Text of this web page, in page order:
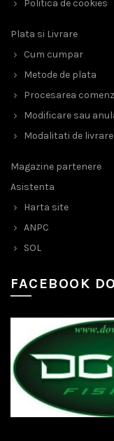
Politica de cookies
Plata si Livrare
Cum cumpar
Metode de plata
Procesarea
Modificare sau
Modalitati de livrare
Magazine partenere
Asistenta
Harta site
ANPC
SOL
FACEBOOK